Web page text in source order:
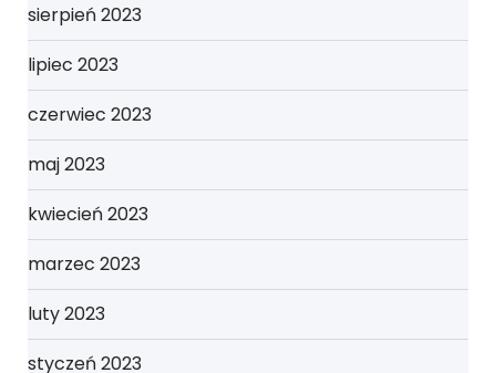
sierpień 2023
lipiec 2023
czerwiec 2023
maj 2023
kwiecień 2023
marzec 2023
luty 2023
styczeń 2023